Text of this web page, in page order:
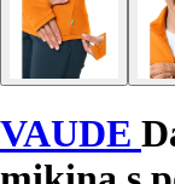
VAUDE